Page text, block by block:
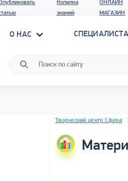
Копилка
знаний
ОНЛАЙН
МАГАЗИН
О НАС
Блок новостей
Творческий центр Сфера